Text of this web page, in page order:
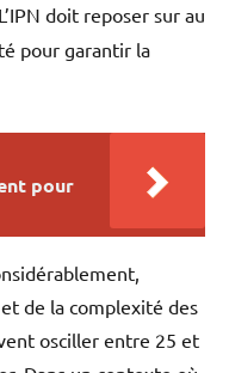
doit reposer sur au
pour garantir la
pour
de la complexité des
osciller entre 25 et